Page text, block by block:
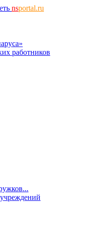
nsportal.ru
работников